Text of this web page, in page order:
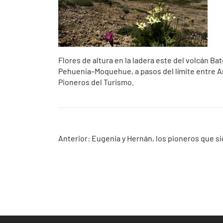
Flores de altura en la ladera este del volcán
Pehuenia–Moquehue, a pasos del límite entre
Pioneros del Turismo.
Navegación
Anterior: Eugenia y Hernán, los pioneros que